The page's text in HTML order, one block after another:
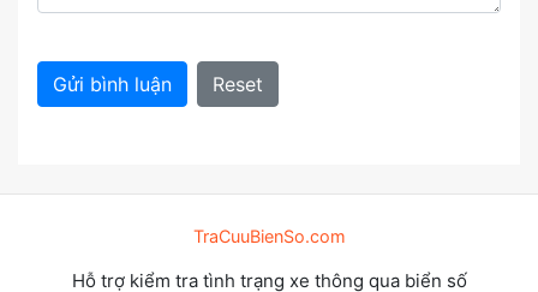
Gửi bình luận Reset
TraCuuBienSo.com
Hỗ trợ kiểm tra tình trạng xe thông qua biển số